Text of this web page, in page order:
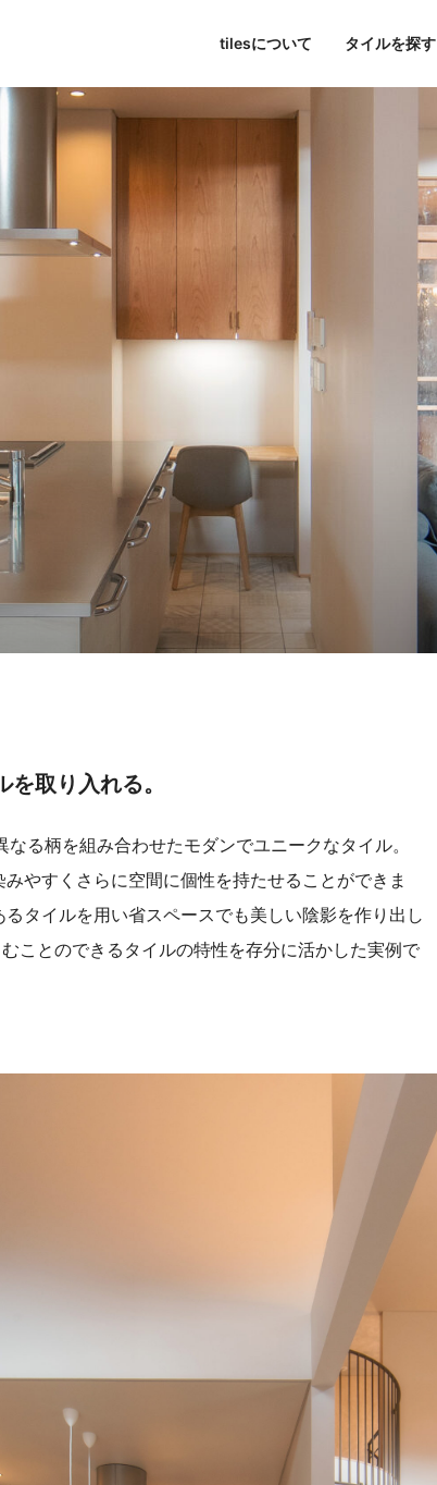
tilesについて
tilesについて
タイルを探す
シリーズ一覧 写真で探す
パブリックスペース ビル・マンション
すべて tilescape
名古屋
取り入れる。
る柄を組み合わせたモダンでユニークなタイル。
やすくさらに空間に個性を持たせることができま
タイルを用い省スペースでも美しい陰影を作り出し
ことのできるタイルの特性を存分に活かした実例で